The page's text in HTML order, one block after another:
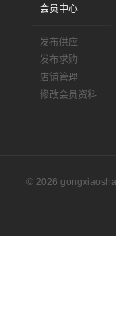
会员中心
发布供应
发布求购
店铺管理
修改会员资料
© 2026